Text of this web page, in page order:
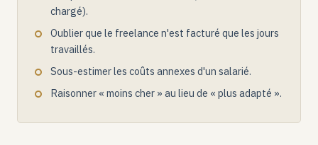
chargé).
Oublier que le freelance n'est facturé que les jours
travaillés.
Sous-estimer les coûts annexes d'un salarié.
Raisonner « moins cher » au lieu de « plus adapté ».